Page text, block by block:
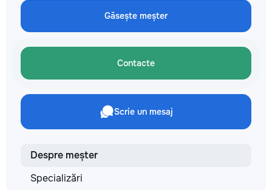
не включается? Не спешите
покупать новую! Спасем ваш
бюджет.
Găsește meșter
Contacte
Scrie un mesaj
Despre meșter
Specializări